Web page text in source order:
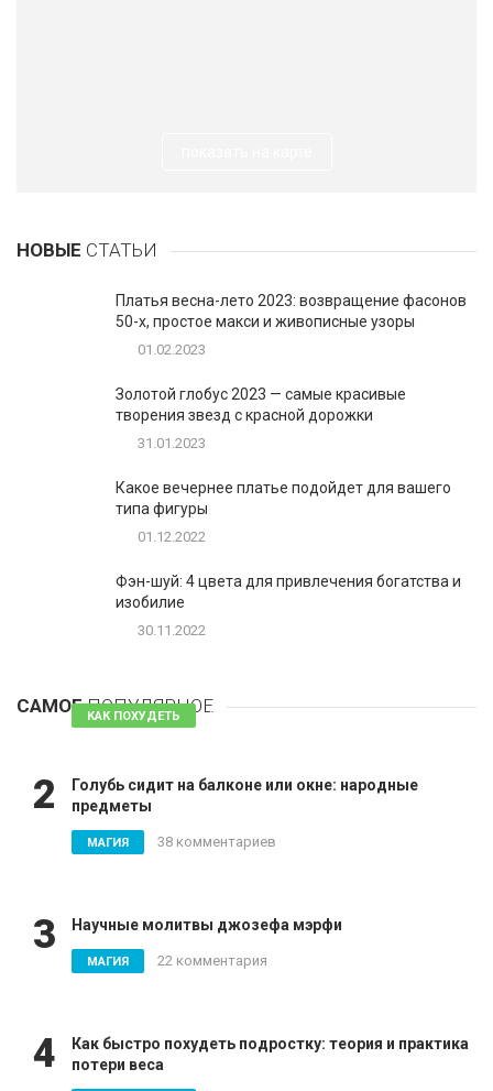
НОВЫЕ СТАТЬИ
Платья весна-лето 2023: возвращение фасонов
50-х, простое макси и живописные узоры
01.02.2023
Золотой глобус 2023 — самые красивые
творения звезд с красной дорожки
31.01.2023
Какое вечернее платье подойдет для вашего
типа фигуры
01.12.2022
Фэн-шуй: 4 цвета для привлечения богатства и
изобилие
30.11.2022
САМОЕПОПУЛЯРНОЕ
КАК ПОХУДЕТЬ 81 комментарий
2
Голубь сидит на балконе или окне: народные
предметы
МАГИЯ 38 комментариев
3 Научные молитвы джозефа мэрфи
МАГИЯ 22 комментария
4
Как быстро похудеть подростку: теория и практика
потери веса